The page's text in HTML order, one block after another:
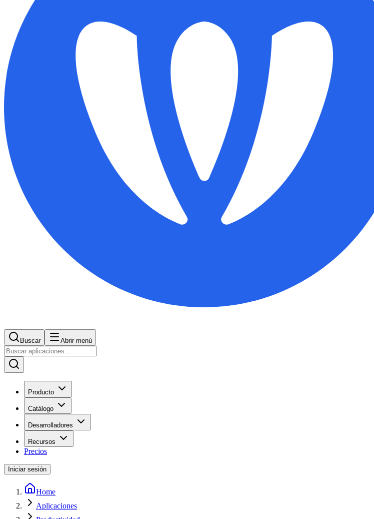
Buscar Abrir menú
Producto
Catálogo
Desarrolladores
Recursos
Precios
Iniciar sesión
Home
Aplicaciones